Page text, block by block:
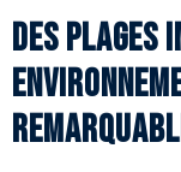
Des plages